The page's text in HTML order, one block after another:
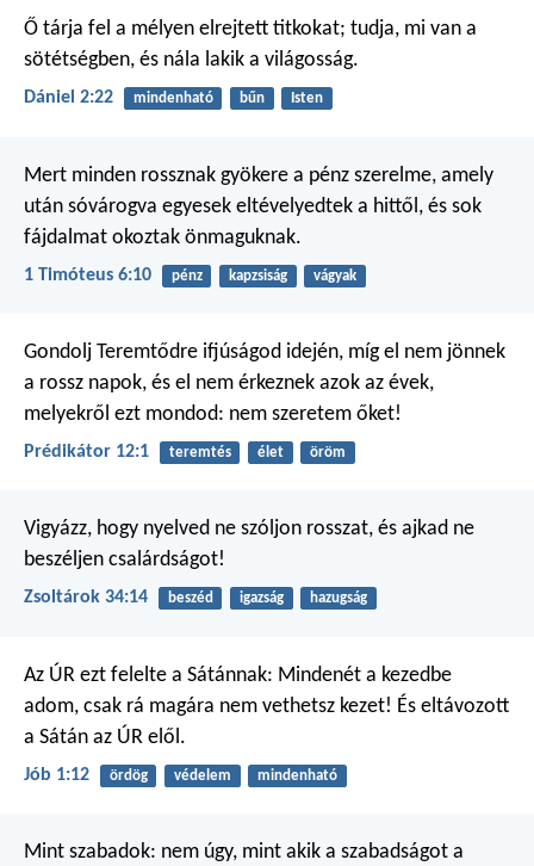
Ő tárja fel a mélyen elrejtett titkokat; tudja, mi van a
sötétségben, és nála lakik a világosság.
Dániel 2:22 mindenható bűn Isten
Mert minden rossznak gyökere a pénz szerelme, amely
után sóvárogva egyesek eltévelyedtek a hittől, és sok
fájdalmat okoztak önmaguknak.
1 Timóteus 6:10 pénz kapzsiság vágyak
Gondolj Teremtődre ifjúságod idején, míg el nem jönnek
a rossz napok, és el nem érkeznek azok az évek,
melyekről ezt mondod: nem szeretem őket!
Prédikátor 12:1 teremtés élet öröm
Vigyázz, hogy nyelved ne szóljon rosszat, és ajkad ne
beszéljen csalárdságot!
Zsoltárok 34:14 beszéd igazság hazugság
Az ÚR ezt felelte a Sátánnak: Mindenét a kezedbe
adom, csak rá magára nem vethetsz kezet! És eltávozott
a Sátán az ÚR elől.
Jób 1:12 ördög védelem mindenható
Mint szabadok: nem úgy, mint akik a szabadságot a